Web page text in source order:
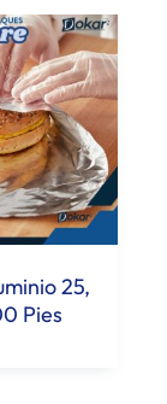
25,
Pies